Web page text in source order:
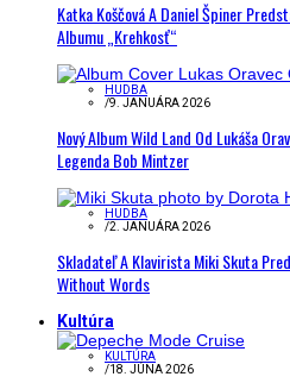
Katka Koščová A Daniel Špiner
Albumu „Krehkosť“
HUDBA
/9. JANUÁRA 2026
Nový Album Wild Land Od Lukáša
Legenda Bob Mintzer
HUDBA
/2. JANUÁRA 2026
Skladateľ A Klavirista Miki Skuta
Without Words
Kultúra
KULTÚRA
/18. JÚNA 2026